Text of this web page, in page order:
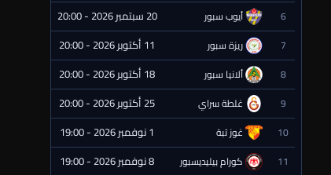
6 أيوب سبور 20 سبتمبر 2026 - 20:00
7 ريزة سبور 11 أكتوبر 2026 - 20:00
8 ألانيا سبور 18 أكتوبر 2026 - 20:00
9 غلطة سراي 25 أكتوبر 2026 - 20:00
10 غوز تبة 1 نوفمبر 2026 - 19:00
11 كورام بيليديسبور 8 نوفمبر 2026 - 19:00